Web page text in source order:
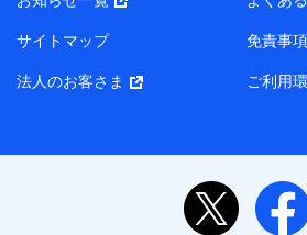
株式会社ドコモ・インシュアラン
村 忠義
また当社は、オンライン面談による保
氏名、生年月日、住所、メールア
サイトマップ 免責事項
法人のお客さま ご利用